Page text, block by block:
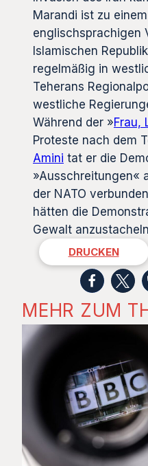
Marandi ist zu
englischsprachigen
Islamischen
regelmäßig in
Teherans
westliche
Während der »Frau,
Proteste nach dem
Amini tat er die
»Ausschreitungen«
der NATO
hätten die
Gewalt
DRUCKEN
MEHR ZUM